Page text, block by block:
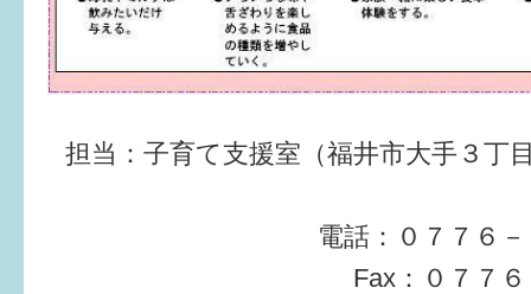
担当：子育て支援室（福井市大手３丁
電話：０７７６
Fax：０７７
すまいるサポート行事案内